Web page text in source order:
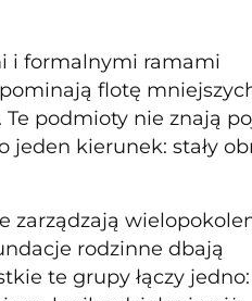
i formalnymi ramami
flotę
podmioty nie znają
jeden kierunek: stały
zarządzają
rodzinne dbają
te grupy łączy jedno: